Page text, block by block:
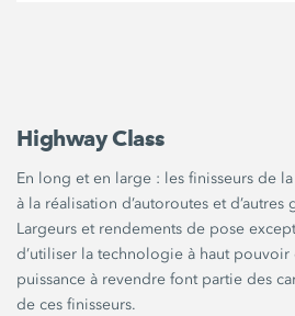
Highway Class
En long et en large : les finisseurs de
à la réalisation d’autoroutes et
Largeurs et rendements de pose
d’utiliser la technologie à haut
puissance à revendre font partie des
de ces finisseurs.